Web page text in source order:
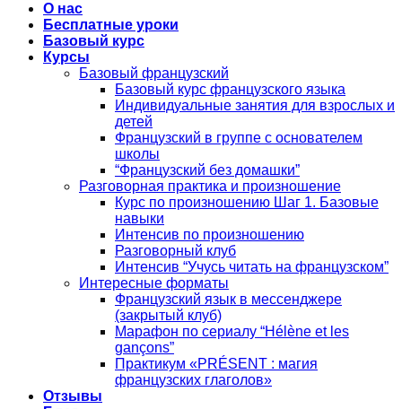
О нас
Бесплатные уроки
Базовый курс
Курсы
Базовый французский
Базовый курс французского языка
Индивидуальные занятия для взрослых и
детей
Французский в группе с основателем
школы
“Французский без домашки”
Разговорная практика и произношение
Курс по произношению Шаг 1. Базовые
навыки
Интенсив по произношению
Разговорный клуб
Интенсив “Учусь читать на французском”
Интересные форматы
Французский язык в мессенджере
(закрытый клуб)
Марафон по сериалу “Hélène et les
gançons”
Практикум «PRÉSENT : магия
французских глаголов»
Отзывы